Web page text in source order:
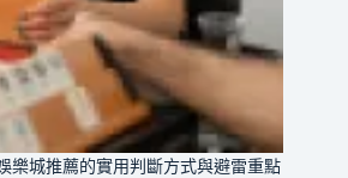
樂城推薦的實用判斷方式與避雷重點